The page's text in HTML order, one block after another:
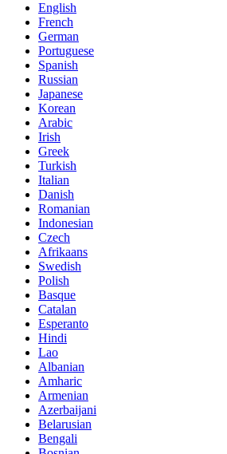
English
French
German
Portuguese
Spanish
Russian
Japanese
Korean
Arabic
Irish
Greek
Turkish
Italian
Danish
Romanian
Indonesian
Czech
Afrikaans
Swedish
Polish
Basque
Catalan
Esperanto
Hindi
Lao
Albanian
Amharic
Armenian
Azerbaijani
Belarusian
Bengali